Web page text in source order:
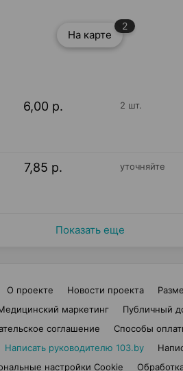
На карте
2
6,00 р. 2 шт.
7,85 р. уточняйте
Показать еще
О проекте Новости проекта
маркетинг
Публичный
соглашение
Способы
Написать руководителю 103.by
настройки Cookie